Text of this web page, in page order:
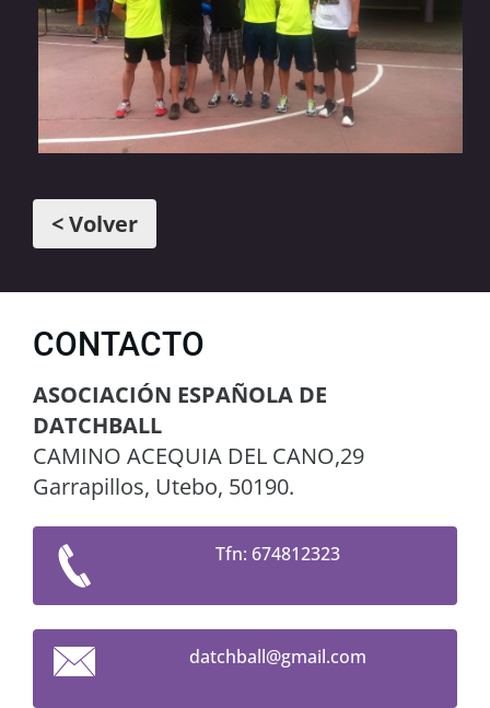
< Volver
CONTACTO
ASOCIACIÓN ESPAÑOLA DE
DATCHBALL
CAMINO ACEQUIA DEL CANO,29
Garrapillos, Utebo, 50190.
Tfn: 674812323
datchball@gmail.com